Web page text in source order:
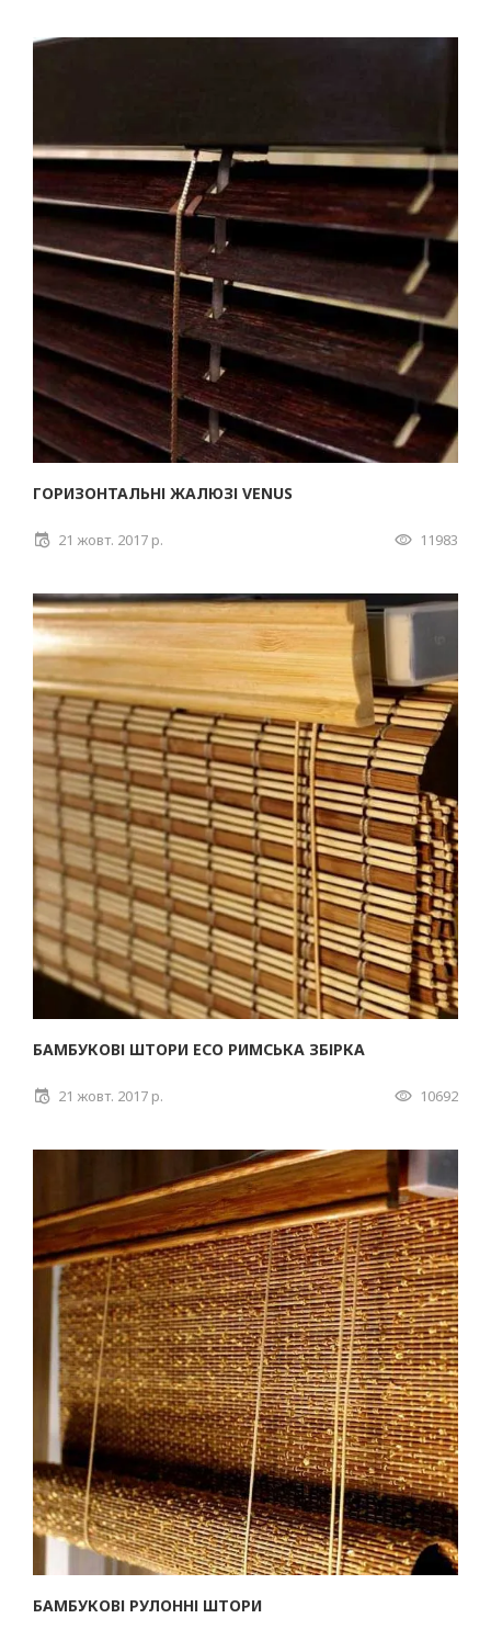
ГОРИЗОНТАЛЬНІ ЖАЛЮЗІ VENUS
21 жовт. 2017 р. 11983
БАМБУКОВІ ШТОРИ ECO РИМСЬКА ЗБІРКА
21 жовт. 2017 р. 10692
БАМБУКОВІ РУЛОННІ ШТОРИ